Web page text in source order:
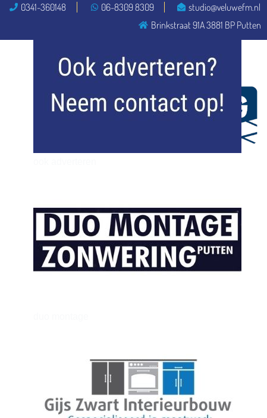
kleijer
henkvandeberg
flitsmeister
0341-360148 06-8309 8309
studio@veluwefm.nl
Brinkstraat 91A 3881 BP Putten